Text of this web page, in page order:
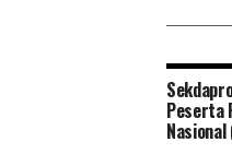
Peserta
Nasional